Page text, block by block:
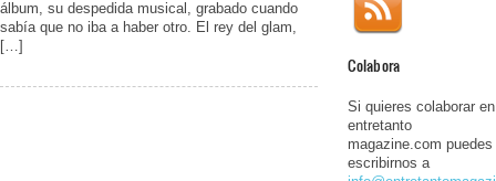
álbum, su despedida musical, grabado cuando
sabía que no iba a haber otro. El rey del glam,
[…]
Colabora
Si quieres colaborar en
entretanto
magazine.com puedes
escribirnos a